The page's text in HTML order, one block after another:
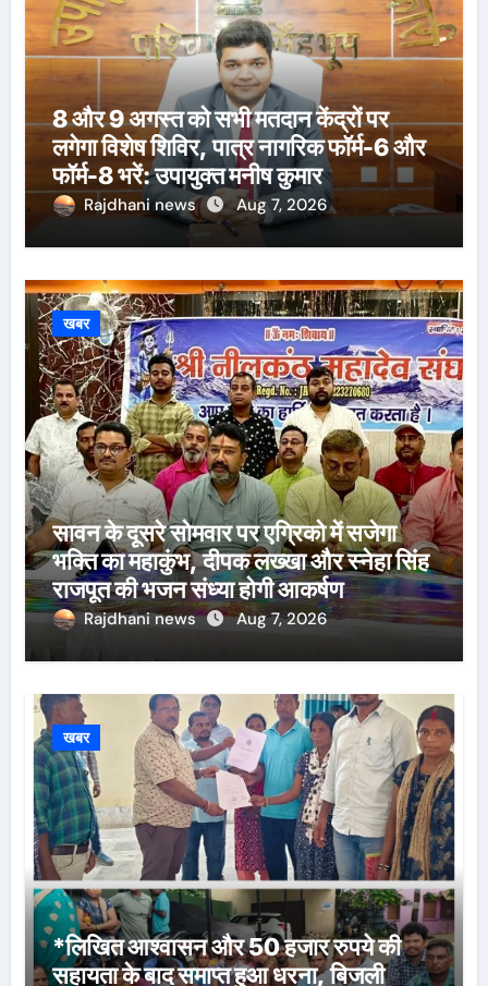
8 और 9 अगस्त को सभी मतदान केंद्रों पर
लगेगा विशेष शिविर, पात्र नागरिक फॉर्म-6 और
फॉर्म-8 भरें: उपायुक्त मनीष कुमार
Rajdhani news Aug 7, 2026
खबर
सावन के दूसरे सोमवार पर एग्रिको में सजेगा
भक्ति का महाकुंभ, दीपक लख्खा और स्नेहा सिंह
राजपूत की भजन संध्या होगी आकर्षण
Rajdhani news Aug 7, 2026
खबर
*लिखित आश्वासन और 50 हजार रुपये की
सहायता के बाद समाप्त हुआ धरना, बिजली